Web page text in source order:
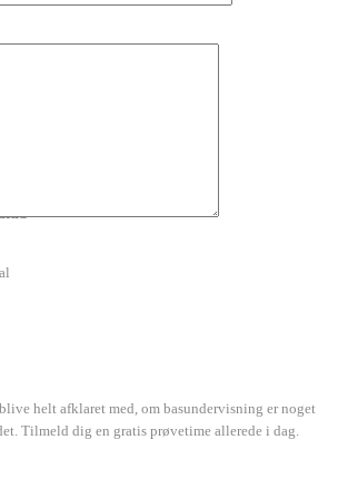
helt afklaret med, om basundervisning er noget
Tilmeld dig en gratis prøvetime allerede i dag.